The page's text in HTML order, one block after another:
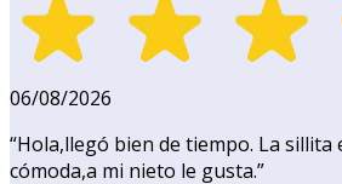
06/08/2026
“Hola,llegó bien de tiempo. La sillita
cómoda,a mi nieto le gusta.”